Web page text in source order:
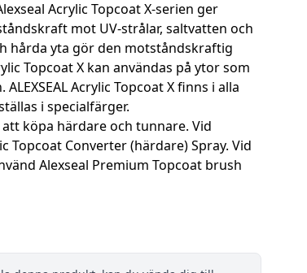
Acrylic Topcoat X-serien ger
mot UV-strålar, saltvatten och
hårda yta gör den motståndskraftig
Topcoat X kan användas på ytor som
Acrylic Topcoat X finns i alla
i specialfärger.
köpa härdare och tunnare. Vid
Topcoat Converter (härdare) Spray. Vid
Alexseal Premium Topcoat brush